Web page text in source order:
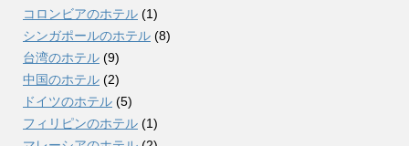
コロンビアのホテル (1)
シンガポールのホテル (8)
台湾のホテル (9)
中国のホテル (2)
ドイツのホテル (5)
フィリピンのホテル (1)